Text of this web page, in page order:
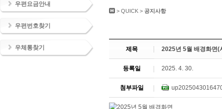
우편요금안내
우편번호찾기
우체통찾기
> QUICK > 공지사항
제목 2025년 5월 배경화면(
등록일 2025. 4. 30.
첨부파일